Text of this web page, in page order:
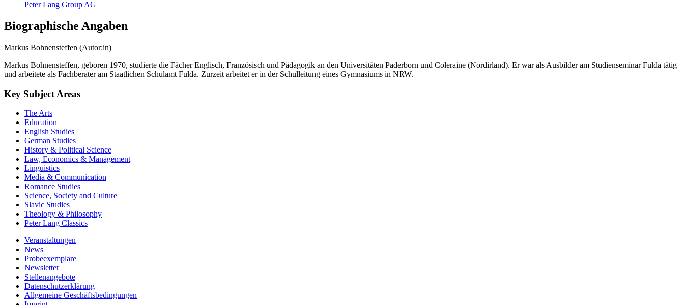
Peter Lang Group AG
Biographische Angaben
Markus Bohnensteffen (Autor:in)
Markus Bohnensteffen, geboren 1970, studierte die Fächer Englisch, Französisch und Pädagogik an den Universitäten Paderborn und Coleraine (Nordirland). Er war als Ausbilder am Studienseminar Fulda tätig
und arbeitete als Fachberater am Staatlichen Schulamt Fulda. Zurzeit arbeitet er in der Schulleitung eines Gymnasiums in NRW.
Key Subject Areas
The Arts
Education
English Studies
German Studies
History & Political Science
Law, Economics & Management
Linguistics
Media & Communication
Romance Studies
Science, Society and Culture
Slavic Studies
Theology & Philosophy
Peter Lang Classics
Veranstaltungen
News
Probeexemplare
Newsletter
Stellenangebote
Datenschutzerklärung
Allgemeine Geschäftsbedingungen